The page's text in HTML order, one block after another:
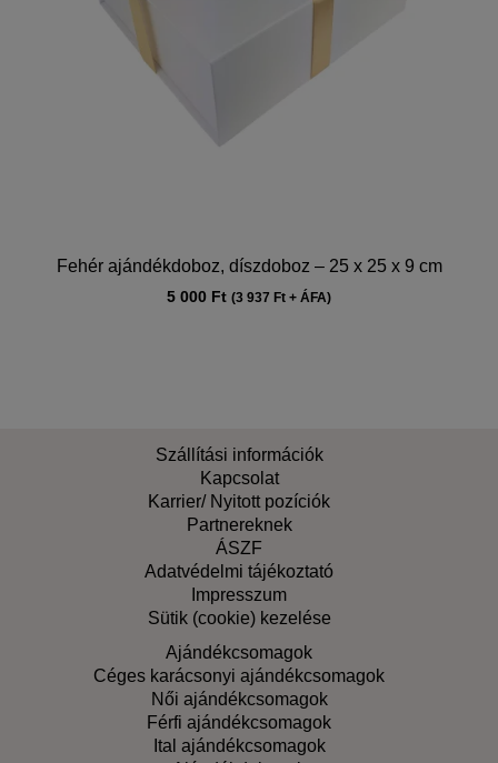
Fehér ajándékdoboz, díszdoboz – 25 x 25 x 9 cm
5 000 Ft (3 937 Ft + ÁFA)
Szállítási információk
Kapcsolat
Karrier/ Nyitott pozíciók
Partnereknek
ÁSZF
Adatvédelmi tájékoztató
Impresszum
Sütik (cookie) kezelése
Ajándékcsomagok
Céges karácsonyi ajándékcsomagok
Női ajándékcsomagok
Férfi ajándékcsomagok
Ital ajándékcsomagok